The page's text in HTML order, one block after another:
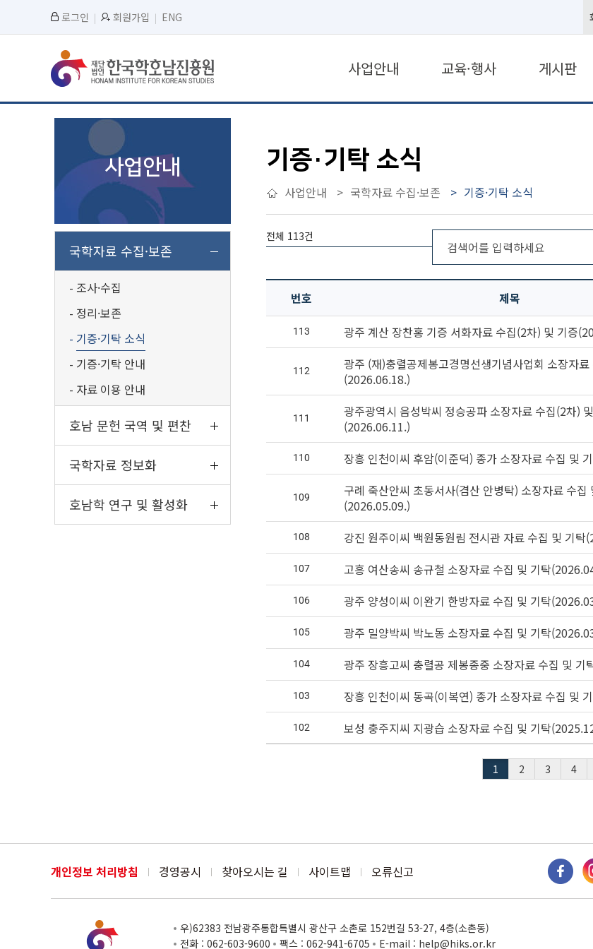
로그인 회원가입 ENG
사업안내 교육·행사 게시판
사업안내
국학자료 수집·보존
조사·수집
정리·보존
기증·기탁 소식
기증·기탁 안내
자료 이용 안내
호남 문헌 국역 및 편찬
국학자료 정보화
호남학 연구 및 활성화
기증·기탁 소식
사업안내 국학자료 수집·보존 기증·기탁 소식
전체 113건
번호 제목
113 광주 계산 장찬홍 기증 서화자료 수집(2차) 및 기증
112
광주 (재)충렬공제봉고경명선생기념사업회 소장자료
(2026.06.18.)
111
광주광역시 음성박씨 정승공파 소장자료 수집(2차)
(2026.06.11.)
110 장흥 인천이씨 후암(이준덕) 종가 소장자료 수집 및
109
구례 죽산안씨 초동서사(겸산 안병탁) 소장자료 수집
(2026.05.09.)
108 강진 원주이씨 백원동원림 전시관 자료 수집 및 기탁
107 고흥 여산송씨 송규철 소장자료 수집 및 기탁
106 광주 양성이씨 이완기 한방자료 수집 및 기탁
105 광주 밀양박씨 박노동 소장자료 수집 및 기탁
104 광주 장흥고씨 충렬공 제봉종중 소장자료 수집 및 기
103 장흥 인천이씨 동곡(이복연) 종가 소장자료 수집 및
102 보성 충주지씨 지광습 소장자료 수집 및 기탁
1 2 3 4
다음 페이지마지막 페이지
개인정보 처리방침 경영공시 찾아오시는 길 사이트맵 오류신고
우)62383 전남광주통합특별시 광산구 소촌로 152번길 53-27, 4층(소촌동)
전화 : 062-603-9600
팩스 : 062-941-6705 E-mail : help@hiks.or.kr